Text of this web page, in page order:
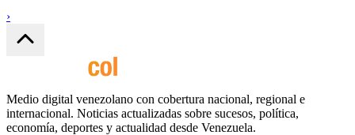
›
Medio digital venezolano con cobertura nacional, regional e
internacional. Noticias actualizadas sobre sucesos, política,
economía, deportes y actualidad desde Venezuela.